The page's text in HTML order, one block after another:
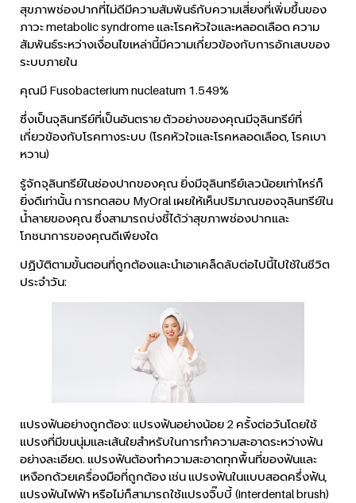
สุขภาพช่องปากที่ไม่ดีมีความสัมพันธ์กับความเสี่ยงที่เพิ่มขึ้นของ
ภาวะ metabolic syndrome และโรคหัวใจและหลอดเลือด ความ
สัมพันธ์ระหว่างเงื่อนไขเหล่านี้มีความเกี่ยวข้องกับการอักเสบของ
ระบบภายใน
คุณมี Fusobacterium nucleatum 1.549%
ซึ่งเป็นจุลินทรีย์ที่เป็นอันตราย ตัวอย่างของคุณมีจุลินทรีย์ที่
เกี่ยวข้องกับโรคทางระบบ (โรคหัวใจและโรคหลอดเลือด, โรคเบา
หวาน)
รู้จักจุลินทรีย์ในช่องปากของคุณ ยิ่งมีจุลินทรีย์เลวน้อยเท่าไหร่ก็
ยิ่งดีเท่านั้น การทดสอบ MyOral เผยให้เห็นปริมาณของจุลินทรีย์ใน
น้ำลายของคุณ ซึ่งสามารถบ่งชี้ได้ว่าสุขภาพช่องปากและ
โภชนาการของคุณดีเพียงใด
ปฏิบัติตามขั้นตอนที่ถูกต้องและนำเอาเคล็ดลับต่อไปนี้ไปใช้ในชีวิต
ประจำวัน:
แปรงฟันอย่างถูกต้อง: แปรงฟันอย่างน้อย 2 ครั้งต่อวันโดยใช้
แปรงที่มีขนนุ่มและเส้นใยสำหรับในการทำความสะอาดระหว่างฟัน
อย่างละเอียด. แปรงฟันต้องทำความสะอาดทุกพื้นที่ของฟันและ
เหงือกด้วยเครื่องมือที่ถูกต้อง เช่น แปรงฟันในแบบสอดครึ่งฟัน,
แปรงฟันไฟฟ้า หรือไม่ก็สามารถใช้แปรงจิ๊บบี้ (interdental brush)